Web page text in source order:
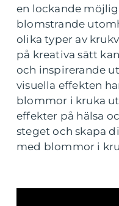
en lockande
blomstrande
olika typer av
på kreativa sätt
och inspirerande
visuella effekten
blommor i kruka
effekter på hälsa
steget och skapa
med blommor i